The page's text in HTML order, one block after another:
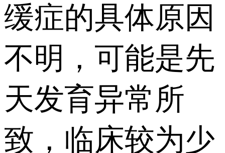
缓症的具体原因
不明，可能是先
天发育异常所
致，临床较为少